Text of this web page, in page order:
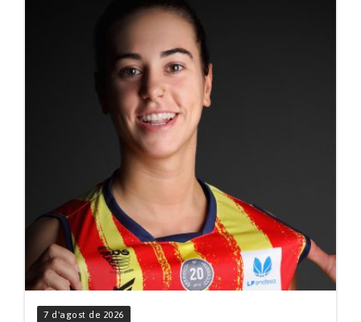
7 d'agost de 2026